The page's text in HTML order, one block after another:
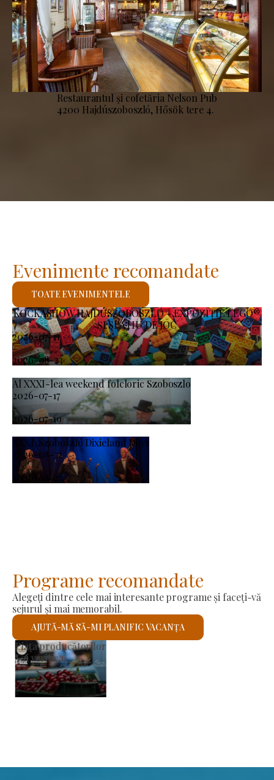
Restaurantul și cofetăria Nelson Pub
4200 Hajdúszoboszló, Hősök tere 4.
KOCKASHOW HAJDÚSZOBOSZLÓ – EXPOZIȚIE LEGO®
ȘI SPAȚIU DE JOC
2026-07-11
-
2026-08-23
Al XXXI-lea weekend folcloric Szoboszlo
2026-07-17
-
2026-07-19
XXXI. Szoboszló Dixieland Days
2026-08-21
-
2026-08-23
Evenimente recomandate
TOATE EVENIMENTELE
Programe recomandate
Alegeți dintre cele mai interesante programe și faceți-vă
sejurul și mai memorabil.
AJUTĂ-MĂ SĂ-MI PLANIFIC VACANȚA
Biserica romano-catolică Sfântul László
Voi verifica